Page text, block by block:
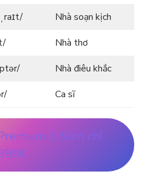
Nhà soạn kịch
Nhà thơ
Nhà điêu khắc
Ca sĩ
1 Năm chỉ